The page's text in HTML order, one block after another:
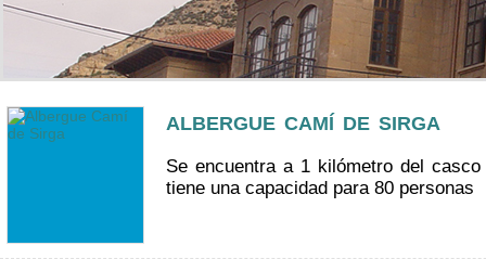
ALBERGUE CAMÍ DE SIRGA
Se encuentra a 1 kilómetro del
tiene una capacidad para 80 personas